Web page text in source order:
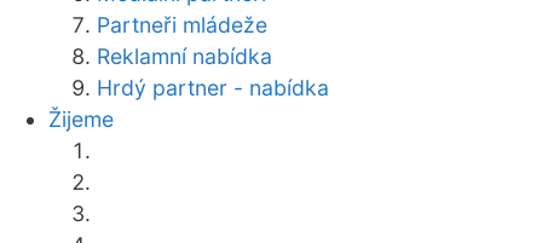
Partneři mládeže
Reklamní nabídka
Hrdý partner - nabídka
Žijeme